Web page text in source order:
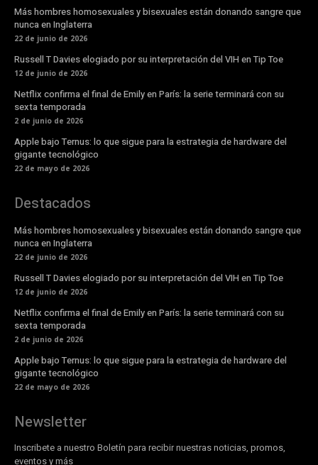
Más hombres homosexuales y bisexuales están donando sangre que
nunca en Inglaterra
22 de junio de 2026
Russell T Davies elogiado por su interpretación del VIH en Tip Toe
12 de junio de 2026
Netflix confirma el final de Emily en París: la serie terminará con su
sexta temporada
2 de junio de 2026
Apple bajo Ternus: lo que sigue para la estrategia de hardware del
gigante tecnológico
22 de mayo de 2026
Destacados
Más hombres homosexuales y bisexuales están donando sangre que
nunca en Inglaterra
22 de junio de 2026
Russell T Davies elogiado por su interpretación del VIH en Tip Toe
12 de junio de 2026
Netflix confirma el final de Emily en París: la serie terminará con su
sexta temporada
2 de junio de 2026
Apple bajo Ternus: lo que sigue para la estrategia de hardware del
gigante tecnológico
22 de mayo de 2026
Newsletter
Inscribete a nuestro Boletín para recibir nuestras noticias, promos,
eventos y más